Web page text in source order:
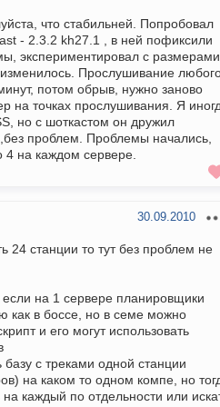
что стабильней. Попробовал
- 2.3.2 kh27.1 , в ней пофиксили
экспериментировал с размерами
Прослушивание
потом обрыв, нужно заново
на точках прослушивания. Я
но с шоткастом он дружил
проблем. Проблемы начались,
4 на каждом сервере.
30.09.2010
24 станции то тут без проблем не
на 1 сервере планировщики
как в боссе, но в семе можно
и его могут использовать
с треками одной станции
на каком то одном компе, но
на каждый по отдельности или